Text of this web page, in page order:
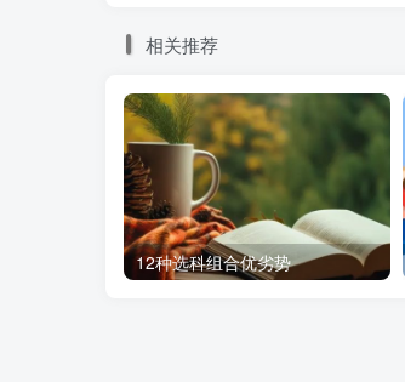
相关推荐
12种选科组合优劣势